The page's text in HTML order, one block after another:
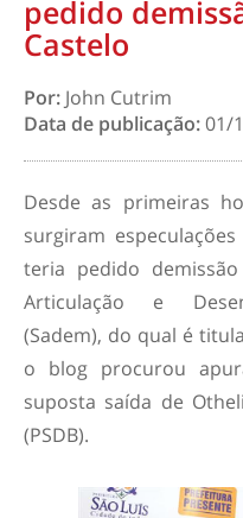
pedido
Castelo
Por: John Cutrim
Data de publicação:01/
Desde as primeiras
surgiram
teria pedido
Articulação e
(Sadem), do qual é
o blog procurou
suposta saída de
(PSDB).